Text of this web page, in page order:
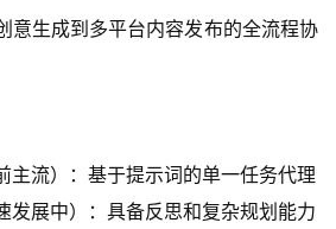
意生成到多平台内容发布的全流程协
主流）：基于提示词的单一任务代理
发展中）：具备反思和复杂规划能力